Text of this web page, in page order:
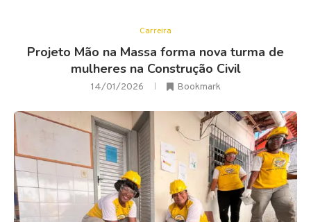
Carreira
Projeto Mão na Massa forma nova turma de
mulheres na Construção Civil
14/01/2026 Bookmark